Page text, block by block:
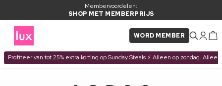
Membervoordelen:
SHOP MET MEMBERPRIJS
WORD MEMBER
Profiteer van tot 25% extra korting op Sunday Steals ⚡ Alleen op zondag.